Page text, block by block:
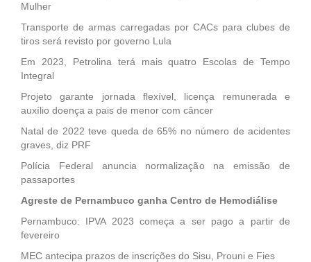
Mulher
Transporte de armas carregadas por CACs para clubes de
tiros será revisto por governo Lula
Em 2023, Petrolina terá mais quatro Escolas de Tempo
Integral
Projeto garante jornada flexível, licença remunerada e
auxílio doença a pais de menor com câncer
Natal de 2022 teve queda de 65% no número de acidentes
graves, diz PRF
Polícia Federal anuncia normalização na emissão de
passaportes
Agreste de Pernambuco ganha Centro de Hemodiálise
Pernambuco: IPVA 2023 começa a ser pago a partir de
fevereiro
MEC antecipa prazos de inscrições do Sisu, Prouni e Fies